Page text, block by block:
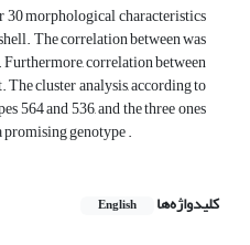
30 morphological characteristics
The correlation between was
correlation between
cluster analysis, according to
564 and 536, and the three ones
promising genotype .
کلیدواژه‌ها English